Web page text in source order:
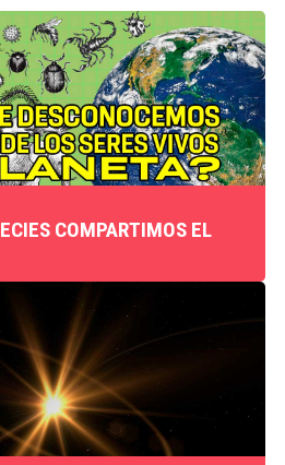
COMPARTIMOS EL